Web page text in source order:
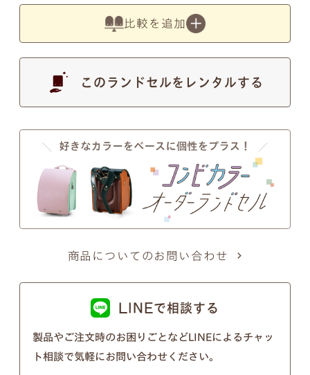
比較を追加
このランドセルをレンタルする
商品についてのお問い合わせ
LINEで相談する
製品やご注文時のお困りごとなどLINEによるチャッ
ト相談で気軽にお問い合わせください。
わるため、文字サイズが全体的に若干小さくなりま
注意事項2
以下の画像のようにきちんとそれぞれ違う形となっ
ておりますのでご安心ください。